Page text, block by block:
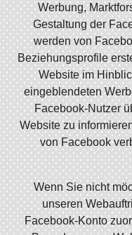
Werbung,
Gestaltung der
werden von
Beziehungsprofile
Website im
eingeblendeten
Facebook-Nutzer
Website zu
von Facebook
Wenn Sie nicht
unseren
Facebook-Konto